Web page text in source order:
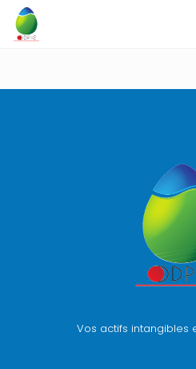
Vos actifs intangibles